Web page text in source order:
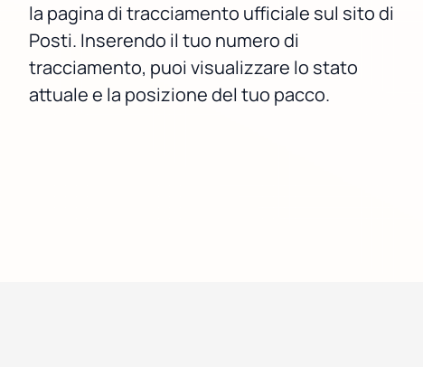
la pagina di tracciamento ufficiale sul sito di
Posti. Inserendo il tuo numero di
tracciamento, puoi visualizzare lo stato
attuale e la posizione del tuo pacco.